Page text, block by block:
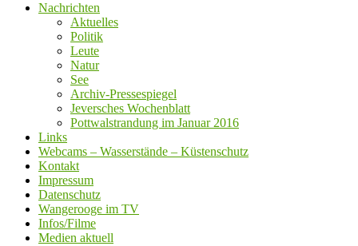
Nachrichten
Aktuelles
Politik
Leute
Natur
See
Archiv-Pressespiegel
Jeversches Wochenblatt
Pottwalstrandung im Januar 2016
Links
Webcams – Wasserstände – Küstenschutz
Kontakt
Impressum
Datenschutz
Wangerooge im TV
Infos/Filme
Medien aktuell